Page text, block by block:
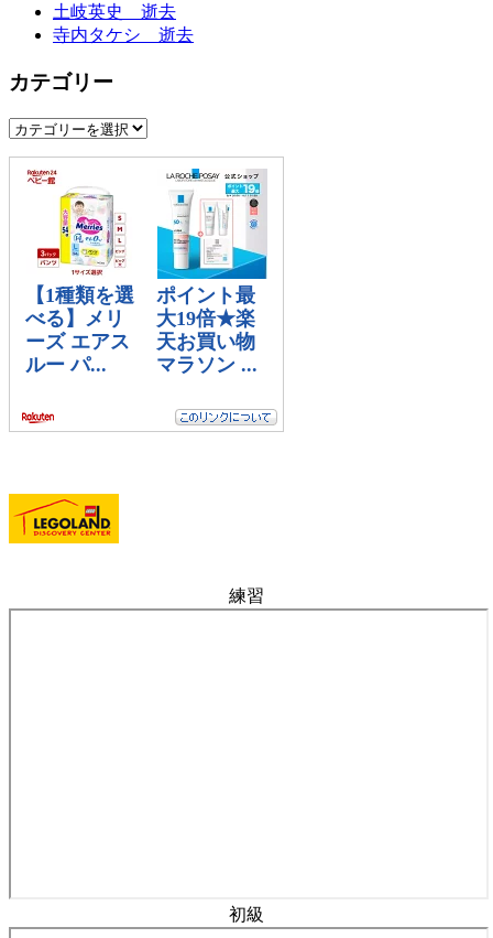
土岐英史 逝去
寺内タケシ 逝去
カテゴリー
カ
練習
初級